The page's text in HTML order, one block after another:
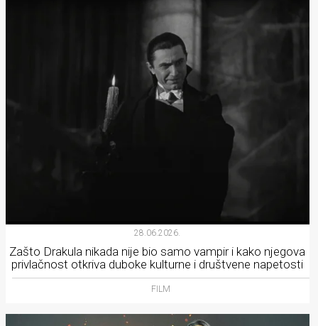
28.06.2026.
Zašto Drakula nikada nije bio samo vampir i kako njegova
privlačnost otkriva duboke kulturne i društvene napetosti
FILM